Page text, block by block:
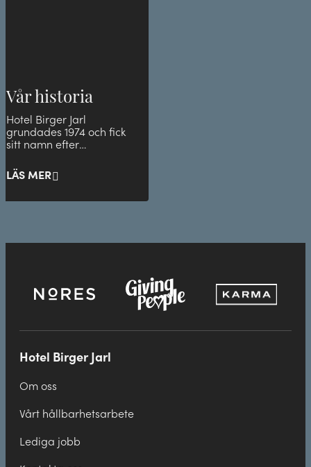
Vår historia
Hotel Birger Jarl
grundades 1974 och fick
sitt namn efter
LÄS MER
Hotel Birger Jarl
Om oss
Vårt hållbarhetsarbete
Lediga jobb